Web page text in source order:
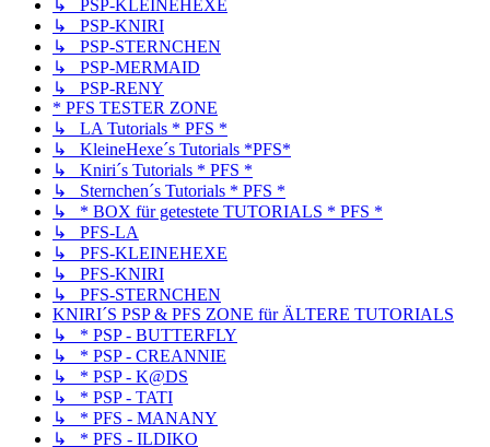
↳ PSP-KLEINEHEXE
↳ PSP-KNIRI
↳ PSP-STERNCHEN
↳ PSP-MERMAID
↳ PSP-RENY
* PFS TESTER ZONE
↳ LA Tutorials * PFS *
↳ KleineHexe´s Tutorials *PFS*
↳ Kniri´s Tutorials * PFS *
↳ Sternchen´s Tutorials * PFS *
↳ * BOX für getestete TUTORIALS * PFS *
↳ PFS-LA
↳ PFS-KLEINEHEXE
↳ PFS-KNIRI
↳ PFS-STERNCHEN
KNIRI´S PSP & PFS ZONE für ÄLTERE TUTORIALS
↳ * PSP - BUTTERFLY
↳ * PSP - CREANNIE
↳ * PSP - K@DS
↳ * PSP - TATI
↳ * PFS - MANANY
↳ * PFS - ILDIKO